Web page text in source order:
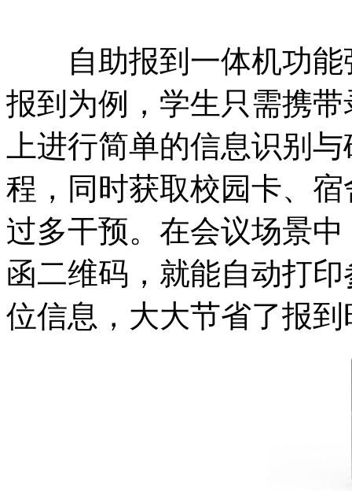
自助报到一体机功能
报到为例，学生只需携
上进行简单的信息识别
程，同时获取校园卡、
过多干预。在会议场景
函二维码，就能自动打
位信息，大大节省了报到